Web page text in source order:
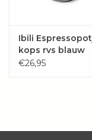
Ibili
kops rvs blauw
€26,95